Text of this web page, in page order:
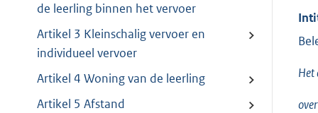
de leerling binnen het vervoer
Artikel 3 Kleinschalig vervoer en
individueel vervoer
Artikel 4 Woning van de leerling
Artikel 5 Afstand
Het